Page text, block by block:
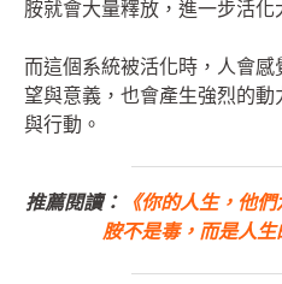
胺就會大量釋放，進一步活化
而這個系統被活化時，人會感
望與意義，也會產生強烈的動
與行動。
推薦閱讀：
《你的人生，他
胺不是毒，而是人生